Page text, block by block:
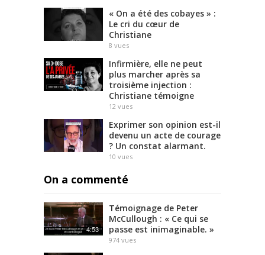
« On a été des cobayes » :
Le cri du cœur de
Christiane
8 vues
Infirmière, elle ne peut
plus marcher après sa
troisième injection :
Christiane témoigne
12 vues
Exprimer son opinion est-il
devenu un acte de courage
? Un constat alarmant.
10 vues
On a commenté
4:53
Témoignage de Peter
McCullough : « Ce qui se
passe est inimaginable. »
974 vues